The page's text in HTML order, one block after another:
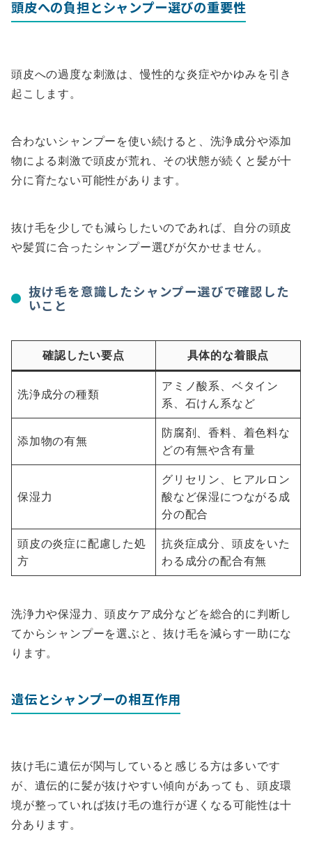
頭皮への負担とシャンプー選びの重要性
頭皮への過度な刺激は、慢性的な炎症やかゆみを引き
起こします。
合わないシャンプーを使い続けると、洗浄成分や添加
物による刺激で頭皮が荒れ、その状態が続くと髪が十
分に育たない可能性があります。
抜け毛を少しでも減らしたいのであれば、自分の頭皮
や髪質に合ったシャンプー選びが欠かせません。
抜け毛を意識したシャンプー選びで確認した
いこと
確認したい要点 具体的な着眼点
洗浄成分の種類
アミノ酸系、ベタイン
系、石けん系など
添加物の有無
防腐剤、香料、着色料な
どの有無や含有量
保湿力
グリセリン、ヒアルロン
酸など保湿につながる成
分の配合
頭皮の炎症に配慮した処
方
抗炎症成分、頭皮をいた
わる成分の配合有無
洗浄力や保湿力、頭皮ケア成分などを総合的に判断し
てからシャンプーを選ぶと、抜け毛を減らす一助にな
ります。
遺伝とシャンプーの相互作用
抜け毛に遺伝が関与していると感じる方は多いです
が、遺伝的に髪が抜けやすい傾向があっても、頭皮環
境が整っていれば抜け毛の進行が遅くなる可能性は十
分あります。